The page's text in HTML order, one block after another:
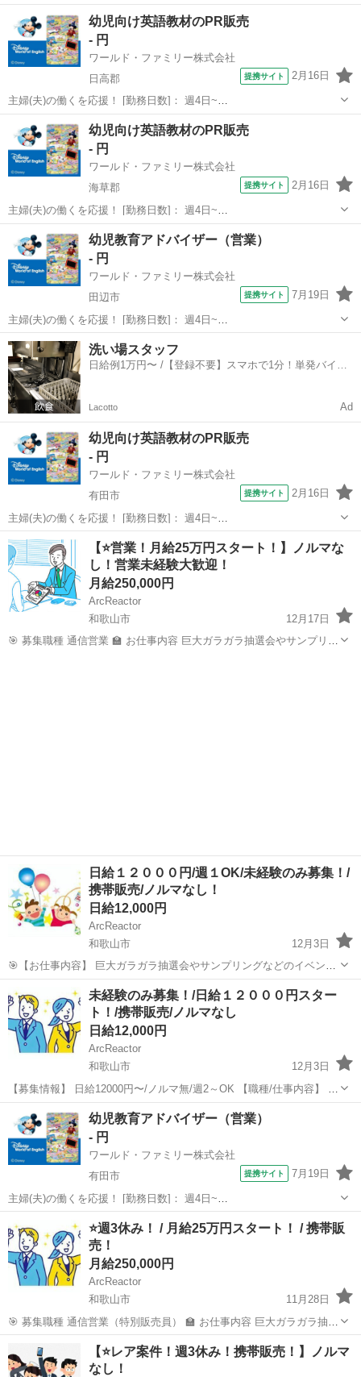
幼児向け英語教材のPR販売
- 円
ワールド・ファミリー株式会社
日高郡
提携サイト 2月16日
主婦(夫)の働くを応援！ [勤務日数]： 週4日~
10:00~17:00/10:00~16:00/10:00~15:00/09:30~14:00 [勤務地・最寄
駅]： 和歌山県日高郡 ※勤務エリア選択可 ワールド・フ...
日高郡 営業
幼児向け英語教材のPR販売
- 円
ワールド・ファミリー株式会社
海草郡
提携サイト 2月16日
主婦(夫)の働くを応援！ [勤務日数]： 週4日~
10:00~17:00/10:00~16:00/10:00~15:00/09:30~14:00 [勤務地・最寄
駅]： 和歌山県海草郡 ※勤務エリア選択可 ワールド・フ...
海草郡 営業
幼児教育アドバイザー（営業）
- 円
ワールド・ファミリー株式会社
田辺市
提携サイト 7月19日
主婦(夫)の働くを応援！ [勤務日数]： 週4日~
10:00~17:00/10:00~16:00/10:00~15:00/09:30~14:00 [勤務地・最寄
駅]： 和歌山県田辺市 ※勤務エリア選択可 ワールド・フ...
和歌山 田辺市 営業
洗い場スタッフ
日給例1万円〜 /【登録不要】スマホで1分！単発バイト
Lacotto Ad
幼児向け英語教材のPR販売
- 円
ワールド・ファミリー株式会社
有田市
提携サイト 2月16日
主婦(夫)の働くを応援！ [勤務日数]： 週4日~
10:00~17:00/10:00~16:00/10:00~15:00/09:30~14:00 [勤務地・最寄
駅]： 和歌山県有田市 ※勤務エリア選択可 ワールド・フ...
和歌山 有田市 営業
【⭐️営業！月給25万円スタート！】ノルマな
し！営業未経験大歓迎！
月給250,000円
ArcReactor
和歌山市
12月17日
🎯 募集職種 通信営業 🏫 お仕事内容 巨大ガラガラ抽選会やサンプリン
日給１２０００円/週１OK/未経験のみ募集！/
携帯販売/ノルマなし！
日給12,000円
ArcReactor
和歌山市
12月3日
🎯【お仕事内容】 巨大ガラガラ抽選会やサンプリングなどのイベント
を実施し、お客様へ声掛けでイベントブースへ誘導します。 その後イ
ベントブース内にて、スマートフォン、携帯電話の新規契約・機種変
更のご案内を行います。 イベ...
和歌山市 営業 給料
未経験のみ募集！/日給１２０００円スター
ト！/携帯販売/ノルマなし
日給12,000円
ArcReactor
和歌山市
12月3日
【募集情報】 日給12000円〜/ノルマ無/週2～OK 【職種/仕事内容】 仕
事内容 ＼家事やプライベートと両立OK／ ＼未経験から始める受付の
お仕事／ ╋━━━━━━━━━━━━━━━╋ ▼高日給12...
和歌山市 営業 スタッフ
幼児教育アドバイザー（営業）
- 円
ワールド・ファミリー株式会社
有田市
提携サイト 7月19日
主婦(夫)の働くを応援！ [勤務日数]： 週4日~
10:00~17:00/10:00~16:00/10:00~15:00/09:30~14:00 [勤務地・最寄
駅]： 和歌山県有田郡 ※勤務エリア選択可 ワールド・フ...
営業
⭐️週3休み！ / 月給25万円スタート！ / 携帯販
売！
月給250,000円
ArcReactor
和歌山市
11月28日
🎯 募集職種 通信営業（特別販売員） 🏫 お仕事内容 巨大ガラガラ抽選
会やサンプリングなどのイベントを実施し、お客様へ元気な声掛けで
イベントブースへ誘導します。 販売推進: イベントブース内にて、ス
マート...
和歌山市 営業 時給
【⭐️レア案件！週3休み！携帯販売！】ノルマ
なし！